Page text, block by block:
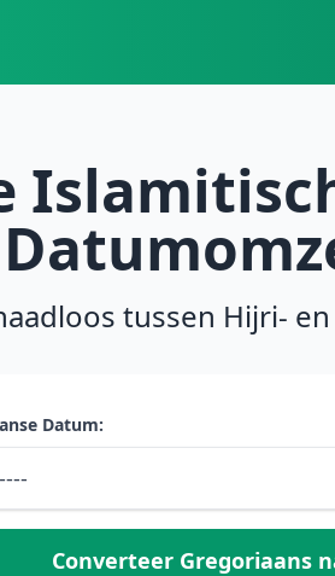
tussen Hijri-
Datum:
Converteer Gregoriaans